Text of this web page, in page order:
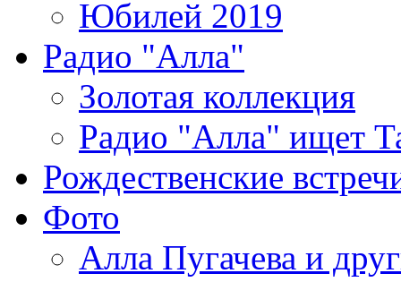
Юбилей 2019
Радио "Алла"
Золотая коллекция
Радио "Алла" ищет
Рождественские
Фото
Алла Пугачева и